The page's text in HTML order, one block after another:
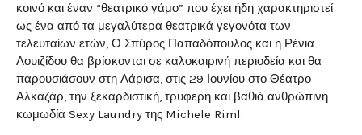
κοινό και έναν “θεατρικό γάμο” που έχει ήδη χαρακτηριστεί
ως ένα από τα μεγαλύτερα θεατρικά γεγονότα των
τελευταίων ετών, Ο Σπύρος Παπαδόπουλος και η Ρένια
Λουιζίδου θα βρίσκονται σε καλοκαιρινή περιοδεία και θα
παρουσιάσουν στη Λάρισα, στις 29 Ιουνίου στο Θέατρο
Αλκαζάρ, την ξεκαρδιστική, τρυφερή και βαθιά ανθρώπινη
κωμωδία Sexy Laundry της Michele Riml.